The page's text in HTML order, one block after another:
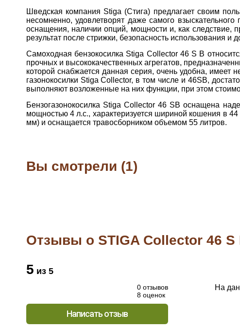
Шведская компания Stiga (Стига) предлагает своим
несомненно, удовлетворят даже самого
оснащения, наличии опций, мощности и, как следствие,
результат после стрижки, безопасность использования и
Самоходная бензокосилка Stiga Collector 46 S B
прочных и высококачественных агрегатов,
которой снабжается данная серия, очень удобна, имеет
газонокосилки Stiga Collector, в том числе и 46SB,
выполняют возложенные на них функции, при этом
Бензогазонокосилка Stiga Collector 46 SB оснащена
мощностью 4 л.с., характеризуется шириной кошения в
мм) и оснащается травосборником объемом 55 литров.
Вы смотрели (1)
Отзывы о STIGA Collector 46 S
5 из 5
0 отзывов
8 оценок
Написать отзыв
На